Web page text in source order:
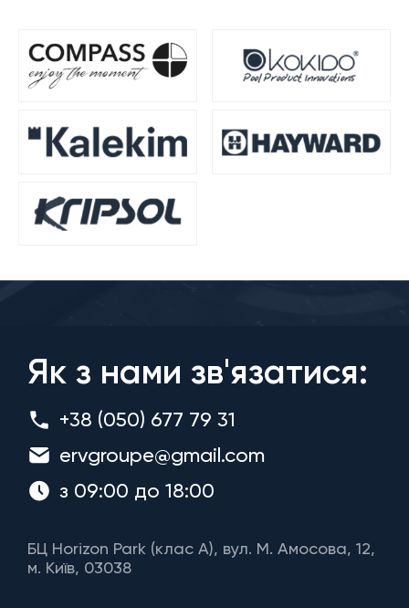
Як з нами зв'язатися:
+38 (050) 677 79 31
ervgroupe@gmail.com
з 09:00 до 18:00
БЦ Horizon Park (клас A), вул. М. Амосова, 12,
м. Київ, 03038